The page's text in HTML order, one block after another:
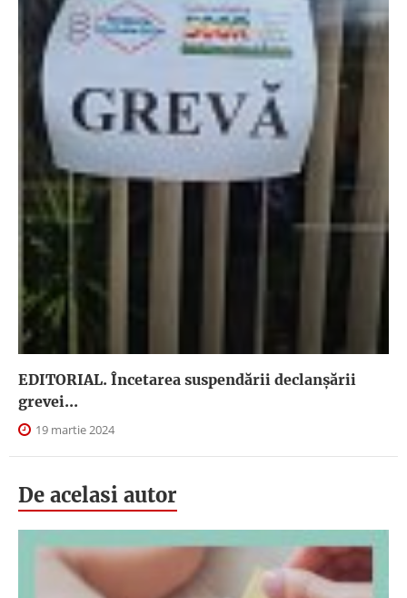
EDITORIAL. Încetarea suspendării declanşării
grevei...
19 martie 2024
De acelasi autor